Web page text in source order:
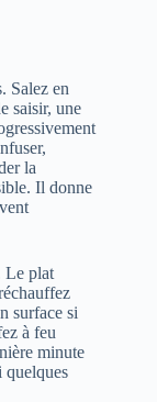
Salez en
saisir, une
la
Il donne
Le plat
surface si
à feu
minute
quelques